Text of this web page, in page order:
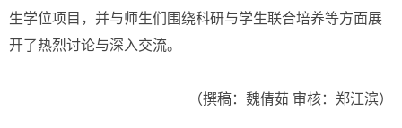
生学位项目，并与师生们围绕科研与学生联合培养等方面展
开了热烈讨论与深入交流。
（撰稿：魏倩茹 审核：郑江滨）